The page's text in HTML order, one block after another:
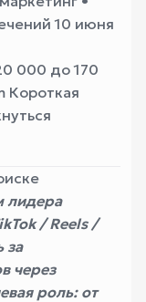
10 июня
000 до 170
Короткая
/ Reels /
за
через
роль: от